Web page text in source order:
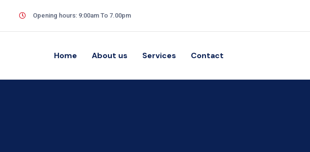
Opening hours: 9:00am To 7.00pm
Home About us Services Contact